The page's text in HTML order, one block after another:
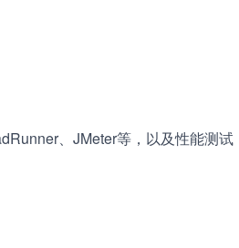
、JMeter等，以及性能测试